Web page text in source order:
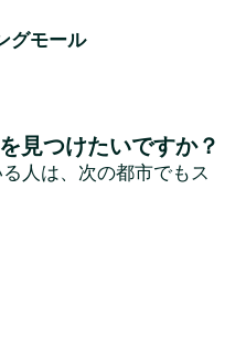
グモール
見つけたいですか？
人は、次の都市でもス